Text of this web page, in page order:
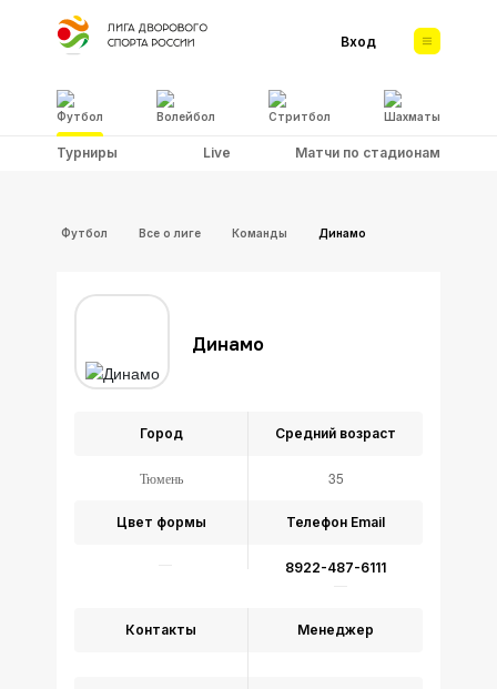
Футбол Волейбол Стритбол Шахматы
Вход
Турниры Live Матчи по стадионам
Футбол Все о лиге Команды Динамо
Динамо
Город
Тюмень
Средний возраст
35
Контакты
Телефон Email
8922-487-6111
Цвет формы
Менеджер